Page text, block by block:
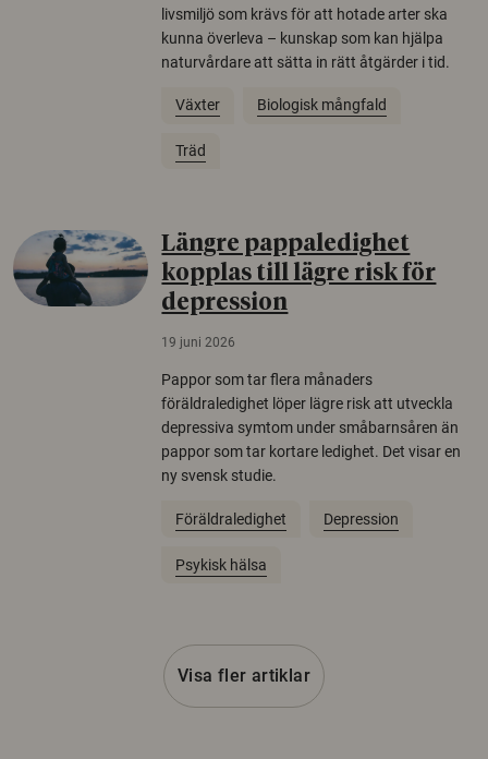
livsmiljö som krävs för att hotade arter ska
kunna överleva – kunskap som kan hjälpa
naturvårdare att sätta in rätt åtgärder i tid.
Växter Biologisk mångfald
Träd
Längre pappaledighet
kopplas till lägre risk för
depression
19 juni 2026
Pappor som tar flera månaders
föräldraledighet löper lägre risk att utveckla
depressiva symtom under småbarnsåren än
pappor som tar kortare ledighet. Det visar en
ny svensk studie.
Föräldraledighet Depression
Psykisk hälsa
Visa fler artiklar